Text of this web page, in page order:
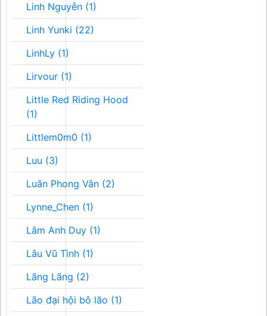
Linh Nguyễn (1)
Linh Yunki (22)
LinhLy (1)
Lirvour (1)
Little Red Riding Hood
(1)
Littlem0m0 (1)
Luu (3)
Luân Phong Vân (2)
Lynne_Chen (1)
Lâm Anh Duy (1)
Lâu Vũ Tình (1)
Lãng Lãng (2)
Lão đại hội bô lão (1)